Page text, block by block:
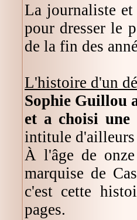
La journaliste
pour dresser le
de la fin des
L'histoire d'un
Sophie Guillou
et a choisi
intitule
À l'âge de
marquise de
c'est cette
pages.